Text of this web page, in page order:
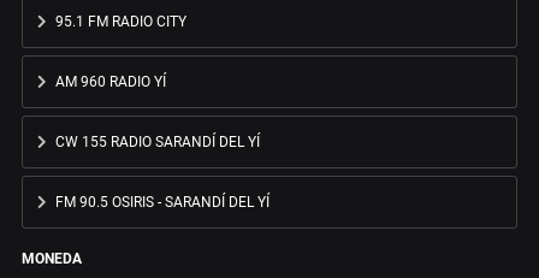
95.1 FM RADIO CITY
AM 960 RADIO YÍ
CW 155 RADIO SARANDÍ DEL YÍ
FM 90.5 OSIRIS - SARANDÍ DEL YÍ
MONEDA